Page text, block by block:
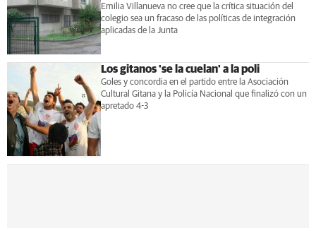
Emilia Villanueva no cree que la crítica situación del
colegio sea un fracaso de las políticas de integración
aplicadas de la Junta
Los gitanos 'se la cuelan' a la poli
Goles y concordia en el partido entre la Asociación
Cultural Gitana y la Policía Nacional que finalizó con un
apretado 4-3